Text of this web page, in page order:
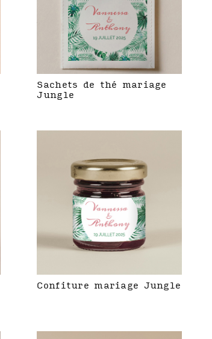
Sachets de thé mariage
Jungle
Confiture mariage Jungle